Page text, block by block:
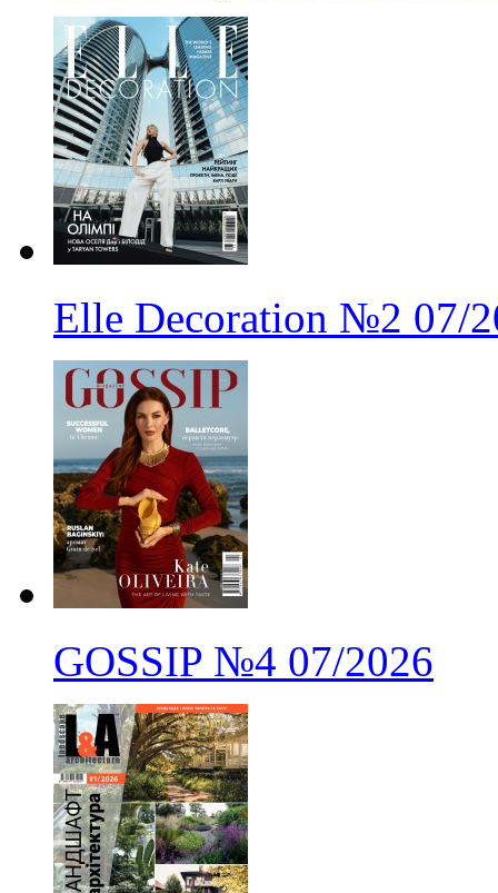
Elle Decoration №2 07/
GOSSIP №4 07/2026